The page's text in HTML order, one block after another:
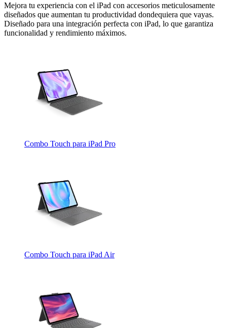
Mejora tu experiencia con el iPad con accesorios meticulosamente
diseñados que aumentan tu productividad dondequiera que vayas.
Diseñado para una integración perfecta con iPad, lo que garantiza
funcionalidad y rendimiento máximos.
Combo Touch para iPad Pro
Combo Touch para iPad Air